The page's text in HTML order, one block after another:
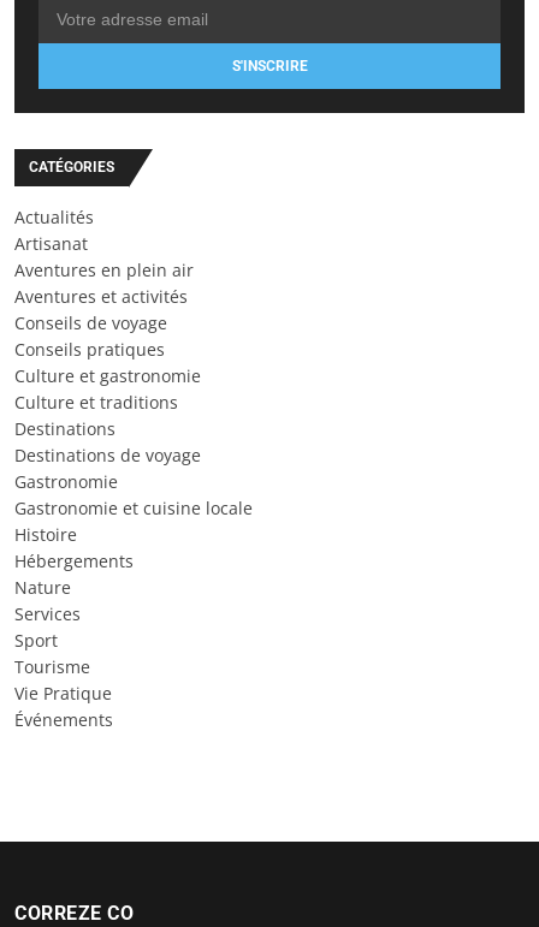
S'INSCRIRE
CATÉGORIES
Actualités
Artisanat
Aventures en plein air
Aventures et activités
Conseils de voyage
Conseils pratiques
Culture et gastronomie
Culture et traditions
Destinations
Destinations de voyage
Gastronomie
Gastronomie et cuisine locale
Histoire
Hébergements
Nature
Services
Sport
Tourisme
Vie Pratique
Événements
CORREZE CO